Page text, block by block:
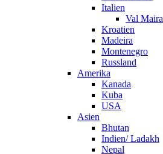
Italien
Val Maira
Kroatien
Madeira
Montenegro
Russland
Amerika
Kanada
Kuba
USA
Asien
Bhutan
Indien/ Ladakh
Nepal